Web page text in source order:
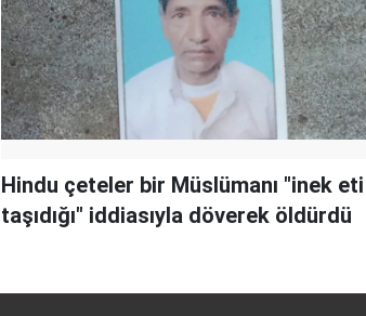
Hindu çeteler bir Müslümanı "inek eti
taşıdığı" iddiasıyla döverek öldürdü